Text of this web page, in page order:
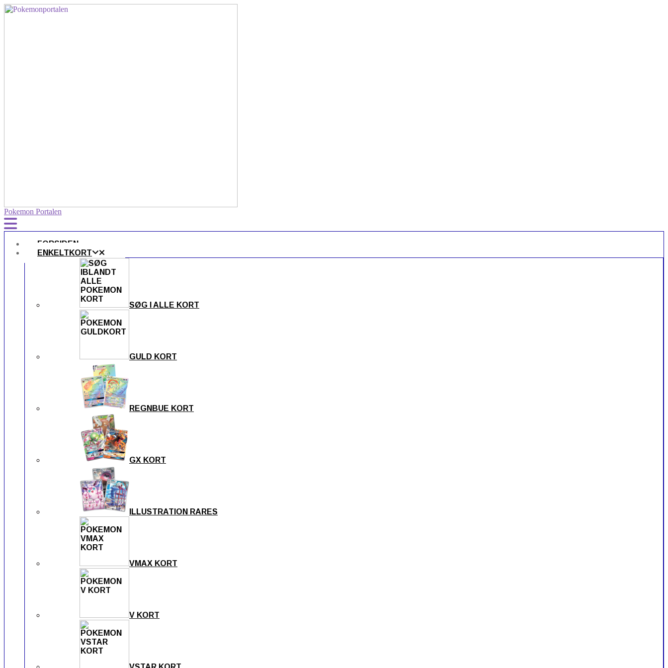
Pokemon Portalen
FORSIDEN
ENKELTKORT
SØG I ALLE KORT
GULD KORT
REGNBUE KORT
GX KORT
ILLUSTRATION RARES
VMAX KORT
V KORT